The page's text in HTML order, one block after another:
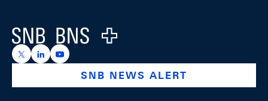
Logo
https://x.com/snb_bns
https://ch.linkedin.com/company/swiss-national-
https://www.youtube.com/@swissnationalbank
SNB NEWS ALERT